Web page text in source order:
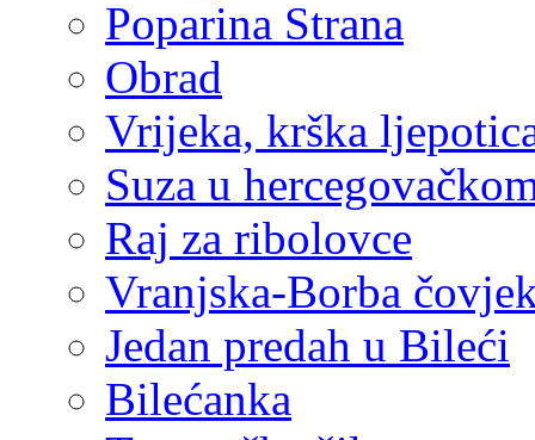
Poparina Strana
Obrad
Vrijeka, krška
Suza u
Raj za ribolovce
Vranjska-Borba
Jedan predah u Bileći
Bilećanka